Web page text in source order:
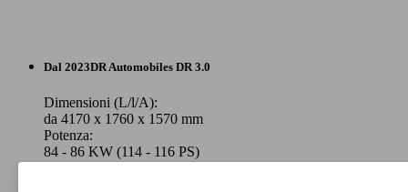
Dal 2023DR Automobiles DR 3.0
Dimensioni (L/l/A):
da 4170 x 1760 x 1570 mm
Potenza:
84 - 86 KW (114 - 116 PS)